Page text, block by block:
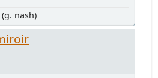
nash)